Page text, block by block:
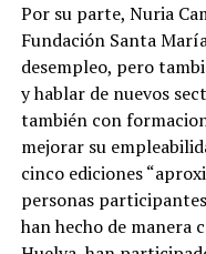
Por su parte, Nuria
Fundación Santa
desempleo, pero
y hablar de nuevos
también con
mejorar su
cinco ediciones
personas
han hecho de manera